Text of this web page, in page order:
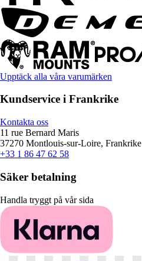
Upptäck alla våra varumärken
Kundservice i Frankrike
Kontakta oss
11 rue Bernard Maris
37270 Montlouis-sur-Loire, Frankrike
+33 1 86 47 62 58
Säker betalning
Handla tryggt på vår sida